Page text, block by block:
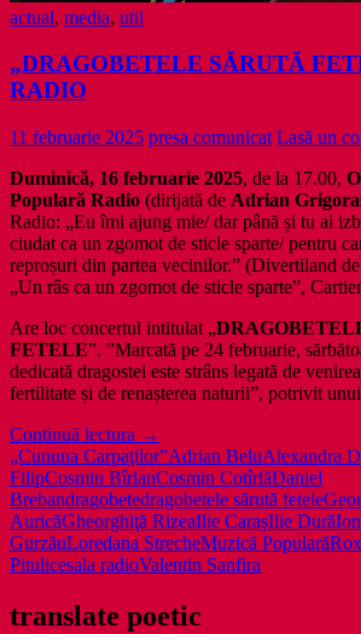
actual, media, util
„DRAGOBETELE SĂRUTĂ
RADIO
11 februarie 2025 presa comunicat Lasă un
Duminică, 16 februarie 2025, de la 17.00,
Populară Radio (dirijată de Adrian
Radio: „Eu îmi ajung mie/ dar până și tu ai
ciudat ca un zgomot de sticle sparte/ pentru
reproșuri din partea vecinilor.” (Divertiland
„Un râs ca un zgomot de sticle sparte”,
Are loc concertul intitulat „
FETELE”. ”Marcată pe 24 februarie,
dedicată dragostei este strâns legată de
fertilitate și de renașterea naturii”, potrivit
Continuă lectura „DRAGOBETELE
SĂRUTĂ
FETELE”
la
SALA
RADIO
→
„Cununa Carpaţilor”Adrian BeluAlexandra
FilipCosmin BîrlanCosmin CotîrlăDaniel
Brebandragobetedragobetele sărută fetele
AuricăGheorghiţă RizeaIlie CaraşIlie Dură
GurzăuLoredana StrecheMuzică Populară
Pitulicesala radioValentin Sanfira
translate poetic